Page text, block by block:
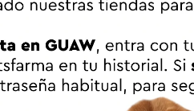
perros Ferplast Safe
Adulto
Todos los tamaños